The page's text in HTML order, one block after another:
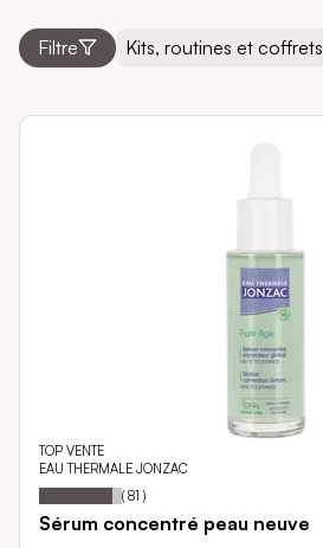
Filtre Kits, routines et coffrets
TOP VENTE
EAU THERMALE JONZAC
Notation: 89
% of
( 81 )
Sérum concentré peau neuve